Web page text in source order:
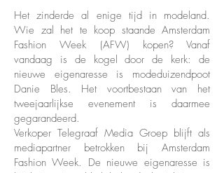
Het zinderde al enige tijd in modeland.
Wie zal het te koop staande Amsterdam
Fashion Week (AFW) kopen? Vanaf
vandaag is de kogel door de kerk: de
nieuwe eigenaresse is modeduizendpoot
Danie Bles. Het voortbestaan van het
tweejaarlijkse evenement is daarmee
gegarandeerd.
Verkoper Telegraaf Media Groep blijft als
mediapartner betrokken bij Amsterdam
Fashion Week. De nieuwe eigenaresse is